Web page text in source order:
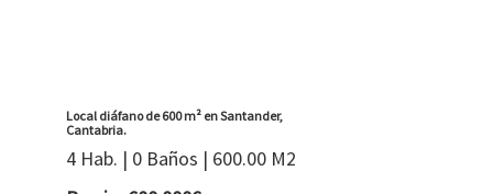
Local diáfano de 600 m² en Santander,
Cantabria.
4 Hab. | 0 Baños | 600.00 M2